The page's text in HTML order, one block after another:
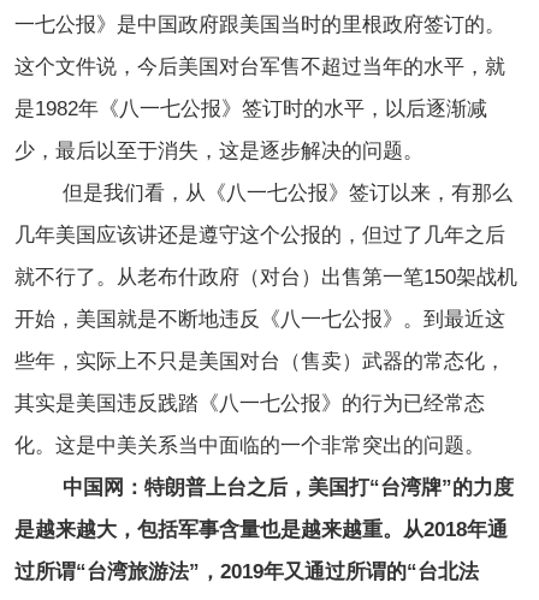
一七公报》是中国政府跟美国当时的里根政府签订的。
这个文件说，今后美国对台军售不超过当年的水平，就
是1982年《八一七公报》签订时的水平，以后逐渐减
少，最后以至于消失，这是逐步解决的问题。
但是我们看，从《八一七公报》签订以来，有那么
几年美国应该讲还是遵守这个公报的，但过了几年之后
就不行了。从老布什政府（对台）出售第一笔150架战机
开始，美国就是不断地违反《八一七公报》。到最近这
些年，实际上不只是美国对台（售卖）武器的常态化，
其实是美国违反践踏《八一七公报》的行为已经常态
化。这是中美关系当中面临的一个非常突出的问题。
中国网：特朗普上台之后，美国打“台湾牌”的力度
是越来越大，包括军事含量也是越来越重。从2018年通
过所谓“台湾旅游法”，2019年又通过所谓的“台北法